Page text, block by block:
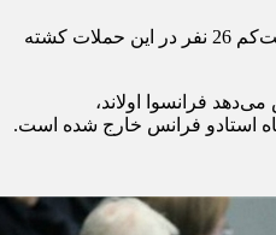
01:32- پلیس فرانسه می‌گوید دست‌کم 26 نفر در این حملات کشته
می‌دهد فرانسوا اولاند،
استادو فرانس خارج شده است.